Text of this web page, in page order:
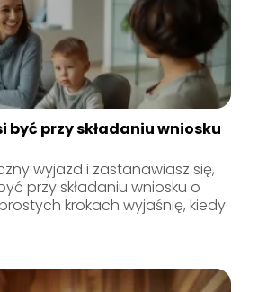
być przy składaniu wniosku
wyjazd i zastanawiasz się,
przy składaniu wniosku o
krokach wyjaśnię, kiedy